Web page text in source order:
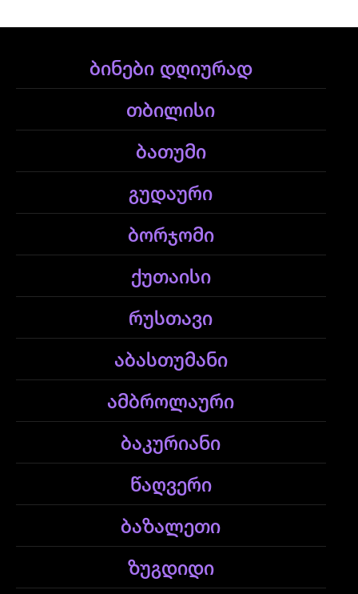
ბინები დღიურად
თბილისი
ბათუმი
გუდაური
ბორჯომი
ქუთაისი
რუსთავი
აბასთუმანი
ამბროლაური
ბაკურიანი
წაღვერი
ბაზალეთი
ზუგდიდი